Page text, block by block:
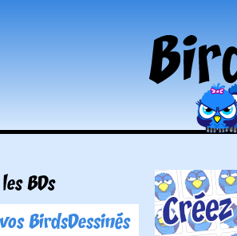
BDs
BirdsDessinés